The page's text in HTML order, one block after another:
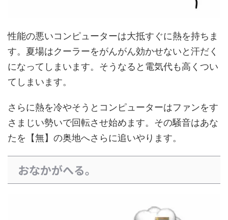
性能の悪いコンピューターは大抵すぐに熱を持ちま
す。夏場はクーラーをがんがん効かせないと汗だく
になってしまいます。そうなると電気代も高くつい
てしまいます。
さらに熱を冷やそうとコンピューターはファンをす
さまじい勢いで回転させ始めます。その騒音はあな
たを【無】の奥地へさらに追いやります。
おなかがへる。